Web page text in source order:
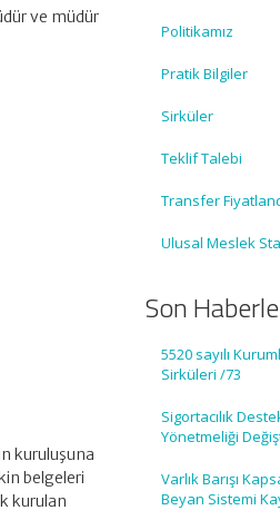
ve müdür
kuruluşuna
belgeleri
kurulan
Politikamız
Pratik Bilgiler
Sirküler
Teklif Talebi
Transfer
Ulusal Meslek
Son
5520 sayılı
Sirküleri /73
Sigortacılık
Yönetmeliği
Varlık Barışı
Beyan Sistemi